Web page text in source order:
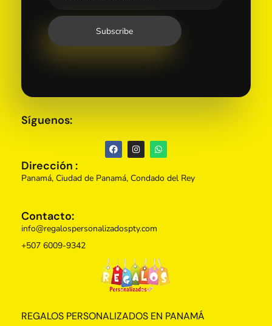
REGALOS PERSONALIZADOS EN PANAMÁ
Contacto:
info@regalospersonalizadospty.com
+507 6009-9342
Dirección :
Panamá, Ciudad de Panamá, Condado del Rey
Síguenos: